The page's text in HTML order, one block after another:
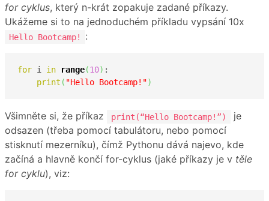
for cyklus, který n-krát zopakuje zadané příkazy.
Ukážeme si to na jednoduchém příkladu vypsání 10x
Hello Bootcamp! :
for i in range(10) :
print ( "Hello Bootcamp!")
Všimněte si, že příkaz print(“Hello Bootcamp!”)
je
odsazen (třeba pomocí tabulátoru, nebo pomocí
stisknutí mezerníku), čímž Pythonu dává najevo, kde
začíná a hlavně končí for-cyklus (jaké příkazy je v těle
for cyklu), viz: